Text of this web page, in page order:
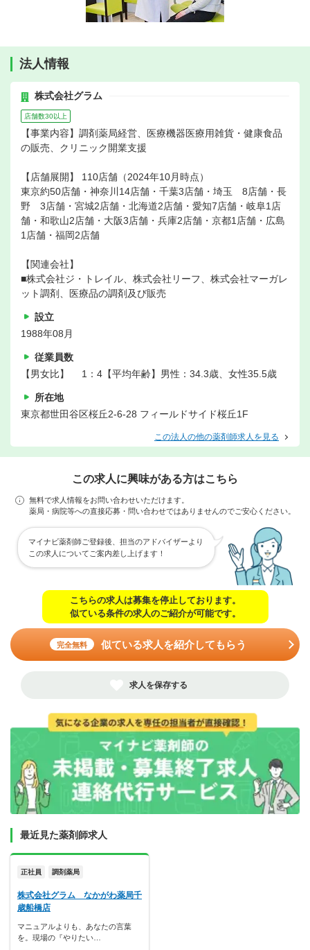
法人情報
株式会社グラム
店舗数30以上
【事業内容】調剤薬局経営、医療機器医療用雑貨・健康食品
の販売、クリニック開業支援
【店舗展開】 110店舗（2024年10月時点）
東京約50店舗・神奈川14店舗・千葉3店舗・埼玉 8店舗・長
野 3店舗・宮城2店舗・北海道2店舗・愛知7店舗・岐阜1店
舗・和歌山2店舗・大阪3店舗・兵庫2店舗・京都1店舗・広島
1店舗・福岡2店舗
【関連会社】
■株式会社ジ・トレイル、株式会社リーフ、株式会社マーガレ
ット調剤、医療品の調剤及び販売
設立
1988年08月
従業員数
【男女比】 1：4【平均年齢】男性：34.3歳、女性35.5歳
所在地
東京都世田谷区桜丘2-6-28 フィールドサイド桜丘1F
この法人の他の薬剤師求人を見る
この求人に興味がある方はこちら
無料で求人情報をお問い合わせいただけます。
薬局・病院等への直接応募・問い合わせではありませんのでご安心ください。
マイナビ薬剤師ご登録後、担当のアドバイザーより
この求人についてご案内差し上げます！
こちらの求人は募集を停止しております。
似ている条件の求人のご紹介が可能です。
完全無料 似ている求人を紹介してもらう
求人を保存する
最近見た薬剤師求人
正社員 調剤薬局
株式会社グラム なかがわ薬局千
歳船橋店
マニュアルよりも、あなたの言葉
を。現場の『やりたい…